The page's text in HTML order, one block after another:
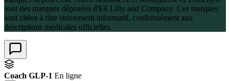
sont des marques déposées d'Eli Lilly and Company. Ces marques
sont citées à titre strictement informatif, conformément aux
descriptions médicales officielles.
Coach GLP-1 En ligne